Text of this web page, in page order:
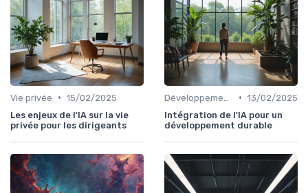
Vie privée • 15/02/2025
Les enjeux de l'IA sur la vie
privée pour les dirigeants
• 13/02/2025
Intégration de l'IA pour un
développement durable